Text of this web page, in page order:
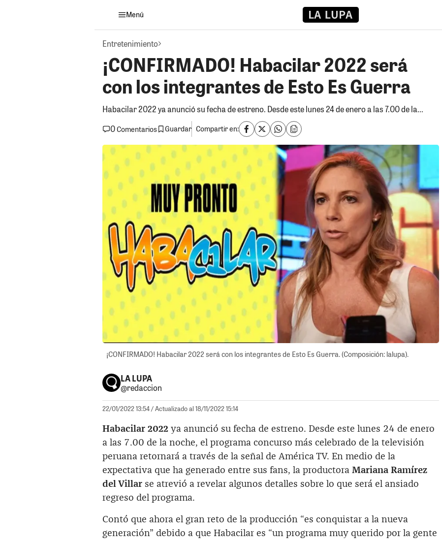
Menú
Entretenimiento
¡CONFIRMADO! Habacilar 2022 será
con los integrantes de Esto Es Guerra
Habacilar 2022 ya anunció su fecha de estreno. Desde este lunes 24 de enero a las 7.00 de la...
0Comentarios Guardar Compartir en:
¡CONFIRMADO! Habacilar 2022 será con los integrantes de Esto Es Guerra. (Composición: lalupa).
LA LUPA
@redaccion
22/01/2022 13:54/ Actualizado al 18/11/2022 15:14
Habacilar 2022 ya anunció su fecha de estreno. Desde este lunes 24 de enero
a las 7.00 de la noche, el programa concurso más celebrado de la televisión
peruana retornará a través de la señal de América TV. En medio de la
expectativa que ha generado entre sus fans, la productora Mariana Ramírez
del Villar se atrevió a revelar algunos detalles sobre lo que será el ansiado
regreso del programa.
Contó que ahora el gran reto de la producción “es conquistar a la nueva
generación” debido a que Habacilar es “un programa muy querido por la gente